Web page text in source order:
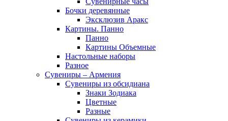
Бочки деревянные
Эксклюзив Аракс
Картины. Панно
Панно
Картины Объемные
Настольные наборы
Разное
Сувениры – Армения
Сувениры из обсидиана
Знаки Зодиака
Цветные
Разные